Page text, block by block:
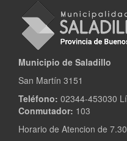
Municipio de Saladillo
San Martín 3151
Teléfono: 02344-453030
Conmutador: 103
Horario de Atencion de